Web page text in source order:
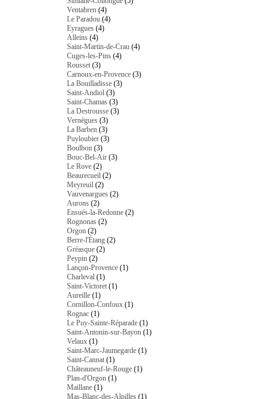
Ventabren (4)
Le Paradou (4)
Eyragues (4)
Alleins (4)
Saint-Martin-de-Crau (4)
Cuges-les-Pins (4)
Rousset (3)
Carnoux-en-Provence (3)
La Bouilladisse (3)
Saint-Andiol (3)
Saint-Chamas (3)
La Destrousse (3)
Vernègues (3)
La Barben (3)
Puyloubier (3)
Boulbon (3)
Bouc-Bel-Air (3)
Le Rove (2)
Beaurecueil (2)
Meyreuil (2)
Vauvenargues (2)
Aurons (2)
Ensués-la-Redonne (2)
Rognonas (2)
Orgon (2)
Berre-l'Étang (2)
Gréasque (2)
Peypin (2)
Lançon-Provence (1)
Charleval (1)
Saint-Victoret (1)
Aureille (1)
Cornillon-Confoux (1)
Rognac (1)
Le Puy-Sainte-Réparade (1)
Saint-Antonin-sur-Bayon (1)
Velaux (1)
Saint-Marc-Jaumegarde (1)
Saint-Cannat (1)
Châteauneuf-le-Rouge (1)
Plan-d'Orgon (1)
Maillane (1)
Mas-Blanc-des-Alpilles (1)